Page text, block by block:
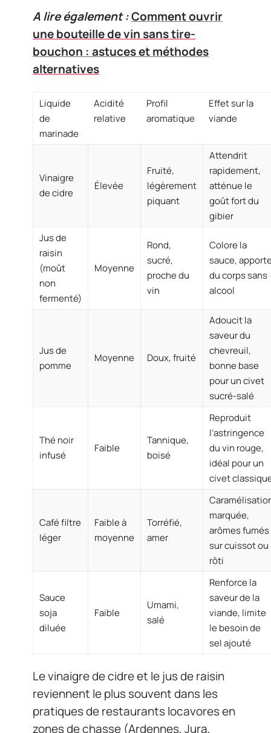
A lire également :Comment ouvrir
une bouteille de vin sans tire-
bouchon : astuces et méthodes
alternatives
Liquide
de
marinade
Acidité
relative
Profil
aromatique
Effet sur la
viande
Vinaigre
de cidre
Élevée
Fruité,
légèrement
piquant
Attendrit
rapidement,
atténue le
goût fort du
gibier
Jus de
raisin
(moût
non
fermenté)
Moyenne
Rond,
sucré,
proche du
vin
Colore la
sauce,
du corps sans
alcool
Jus de
pomme
Moyenne Doux, fruité
Adoucit la
saveur du
chevreuil,
bonne base
pour un civet
sucré-salé
Thé noir
infusé
Faible
Tannique,
boisé
Reproduit
l’astringence
du vin rouge,
idéal pour un
civet
Café filtre
léger
Faible à
moyenne
Torréfié,
amer
marquée,
arômes fumés
sur cuissot ou
rôti
Sauce
soja
diluée
Faible
Umami,
salé
Renforce la
saveur de la
viande, limite
le besoin de
sel ajouté
Le vinaigre de cidre et le jus de raisin
reviennent le plus souvent dans les
pratiques de restaurants locavores en
zones de chasse (Ardennes, Jura,